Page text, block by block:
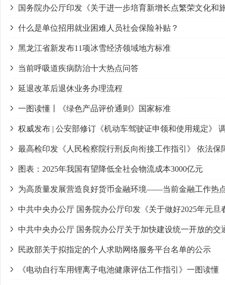
国务院办公厅印发《关于进一步培育新增长点繁荣文化和
什么是单位招用就业困难人员社会保险补贴？
黑龙江省新发布11项冰雪经济领域地方标准
当前呼吸道疾病防治十大热点问答
延退改革后退休业务办理流程
一图读懂丨《绿色产品评价通则》国家标准
权威发布 | 公安部修订《机动车驾驶证申领和使用规定》
最高检印发《人民检察院行刑反向衔接工作指引》 依法
图表：2025年我国有望降低全社会物流成本3000亿元
为高质量发展营造良好货币金融环境——当前金融工作热
中共中央办公厅 国务院办公厅印发《关于做好2025年元
中共中央办公厅 国务院办公厅关于加快建设统一开放的交
民政部关于拟指定的个人求助网络服务平台名单的公示
《电动自行车用锂离子电池健康评估工作指引》一图读懂